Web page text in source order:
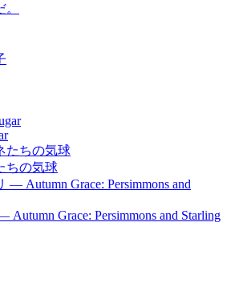
ちの気球
Grace: Persimmons and Starling